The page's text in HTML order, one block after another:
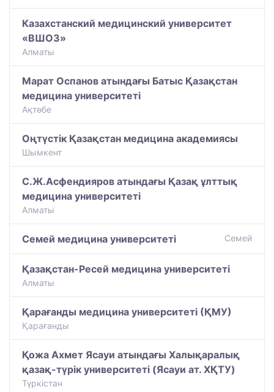
Казахстанский медицинский университет
«ВШОЗ»
Алматы
Марат Оспанов атындағы Батыс Қазақстан
медицина университеті
Ақтөбе
Оңтүстік Қазақстан медицина академиясы
Шымкент
С.Ж.Асфендияров атындағы Қазақ ұлттық
медицина университеті
Алматы
Семей медицина университеті Семей
Қазақстан-Ресей медицина университеті
Алматы
Қарағанды медицина университеті (ҚМУ)
Қарағанды
Қожа Ахмет Ясауи атындағы Халықаралық
қазақ-түрiк университетi (Ясауи ат. ХҚТУ)
Түркістан